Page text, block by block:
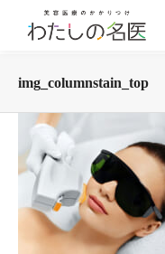
img_columnstain_top